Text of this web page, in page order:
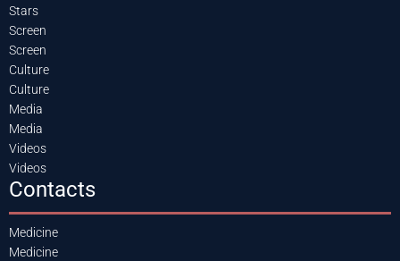
Stars
Screen
Screen
Culture
Culture
Media
Media
Videos
Videos
Contacts
Medicine
Medicine